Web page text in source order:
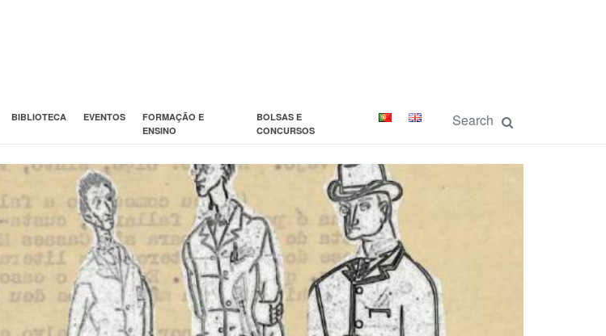
BIBLIOTECA EVENTOS
FORMAÇÃO E
ENSINO
BOLSAS E
CONCURSOS